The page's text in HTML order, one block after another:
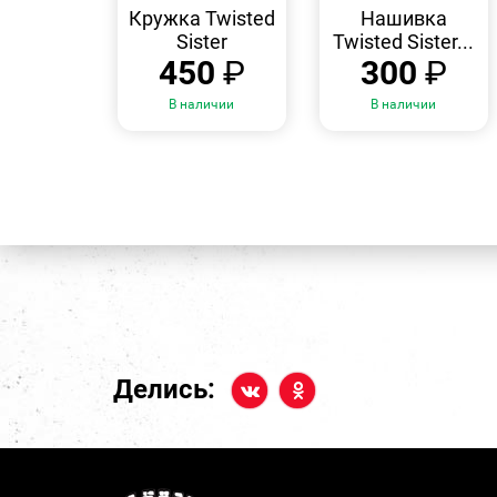
ПРОСМОТР
Кружка Twisted
Sister
450 ₽
В наличии
Нашивка
Twisted Sister...
300 ₽
В наличии
Делись: